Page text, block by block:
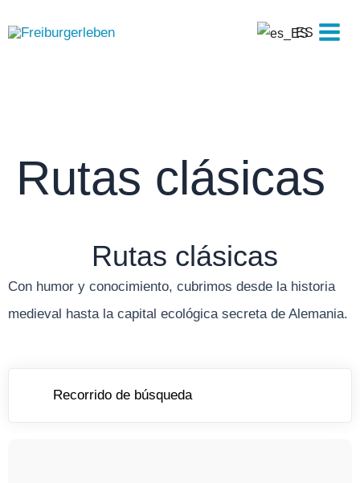
al
ES
Rutas clásicas
Rutas clásicas
Con humor y conocimiento, cubrimos desde la historia
medieval hasta la capital ecológica secreta de Alemania.